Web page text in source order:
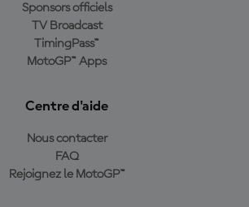
Sponsors officiels
TV Broadcast
TimingPass™
MotoGP™ Apps
Centre d'aide
Nous contacter
FAQ
Rejoignez le MotoGP™